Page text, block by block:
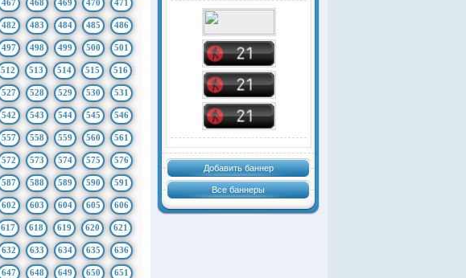
Добавить баннер
Все баннеры
467 468 469 470 471
482 483 484 485 486
497 498 499 500 501
512 513 514 515 516
527 528 529 530 531
542 543 544 545 546
557 558 559 560 561
572 573 574 575 576
587 588 589 590 591
602 603 604 605 606
617 618 619 620 621
632 633 634 635 636
647 648 649 650 651